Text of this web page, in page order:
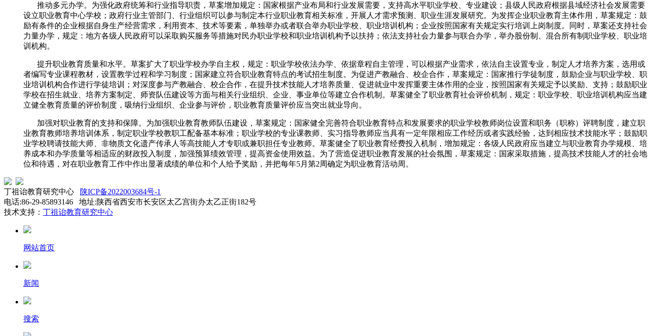
推动多元办学。为强化政府统筹和行业指导职责，草案增加规定：国家根据产业布局和行业发展需要，支持高水平职业学校、专业建设；县级人民政府根据县域经济社会发展需要
设立职业教育中心学校；政府行业主管部门、行业组织可以参与制定本行业职业教育相关标准，开展人才需求预测、职业生涯发展研究。为发挥企业职业教育主体作用，草案规定：鼓
励有条件的企业根据自身生产经营需求，利用资本、技术等要素，单独举办或者联合举办职业学校、职业培训机构；企业按照国家有关规定实行培训上岗制度。同时，草案还支持社会
力量办学，规定：地方各级人民政府可以采取购买服务等措施对民办职业学校和职业培训机构予以扶持；依法支持社会力量参与联合办学，举办股份制、混合所有制职业学校、职业培
训机构。
提升职业教育质量和水平。草案扩大了职业学校办学自主权，规定：职业学校依法办学、依据章程自主管理，可以根据产业需求，依法自主设置专业，制定人才培养方案，选用或
者编写专业课程教材，设置教学过程和学习制度；国家建立符合职业教育特点的考试招生制度。为促进产教融合、校企合作，草案规定：国家推行学徒制度，鼓励企业与职业学校、职
业培训机构合作进行学徒培训；对深度参与产教融合、校企合作，在提升技术技能人才培养质量、促进就业中发挥重要主体作用的企业，按照国家有关规定予以奖励、支持；鼓励职业
学校在招生就业、培养方案制定、师资队伍建设等方面与相关行业组织、企业、事业单位等建立合作机制。草案健全了职业教育社会评价机制，规定：职业学校、职业培训机构应当建
立健全教育质量的评价制度，吸纳行业组织、企业参与评价，职业教育质量评价应当突出就业导向。
加强对职业教育的支持和保障。为加强职业教育教师队伍建设，草案规定：国家健全完善符合职业教育特点和发展要求的职业学校教师岗位设置和职务（职称）评聘制度，建立职
业教育教师培养培训体系，制定职业学校教职工配备基本标准；职业学校的专业课教师、实习指导教师应当具有一定年限相应工作经历或者实践经验，达到相应技术技能水平；鼓励职
业学校聘请技能大师、非物质文化遗产传承人等高技能人才专职或兼职担任专业教师。草案健全了职业教育经费投入机制，增加规定：各级人民政府应当建立与职业教育办学规模、培
养成本和办学质量等相适应的财政投入制度，加强预算绩效管理，提高资金使用效益。为了营造促进职业教育发展的社会氛围，草案规定：国家采取措施，提高技术技能人才的社会地
位和待遇，对在职业教育工作中作出显著成绩的单位和个人给予奖励，并把每年5月第2周确定为职业教育活动周。
丁祖诒教育研究中心
陕ICP备2022003684号-1
电话:86-29-85893146 地址:陕西省西安市长安区太乙宫街办太乙正街182号
技术支持： 丁祖诒教育研究中心
网站首页
新闻
搜索